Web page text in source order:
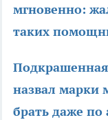
мгновенно:
таких
назвал марки
брать даже по